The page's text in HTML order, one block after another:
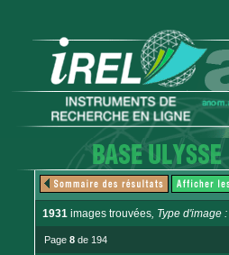
1931 images trouvées, Type d'image :
Page 8 de 194